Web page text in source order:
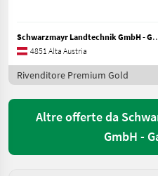
Schwarzmayr
4851 Alta Austria
Rivenditore Premium Gold
Altre offerte da
GmbH -